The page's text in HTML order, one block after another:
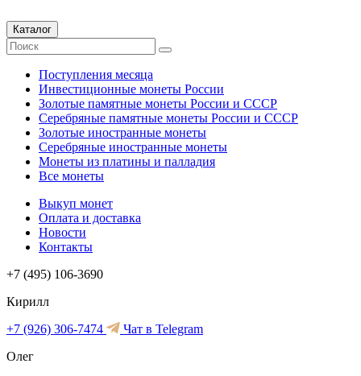
Каталог
Поступления месяца
Инвестиционные монеты России
Золотые памятные монеты России и СССР
Серебряные памятные монеты России и СССР
Золотые иностранные монеты
Серебряные иностранные монеты
Монеты из платины и палладия
Все монеты
Выкуп монет
Оплата и доставка
Новости
Контакты
+7 (495) 106-3690
Кирилл
+7 (926) 306-7474
Чат в Telegram
Олег